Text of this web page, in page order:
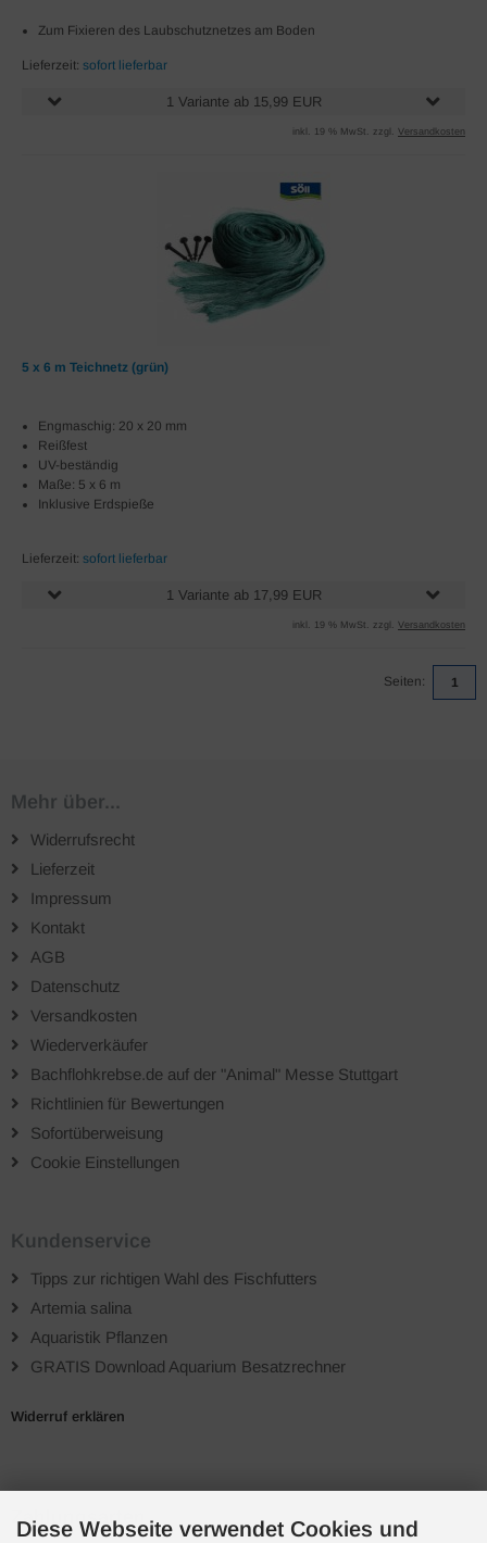
Zum Fixieren des Laubschutznetzes am Boden
Lieferzeit: sofort lieferbar
1 Variante ab 15,99 EUR
inkl. 19 % MwSt. zzgl. Versandkosten
5 x 6 m Teichnetz (grün)
Engmaschig: 20 x 20 mm
Reißfest
UV-beständig
Maße: 5 x 6 m
Inklusive Erdspieße
Lieferzeit: sofort lieferbar
1 Variante ab 17,99 EUR
inkl. 19 % MwSt. zzgl. Versandkosten
Seiten: 1
Mehr über...
Widerrufsrecht
Lieferzeit
Impressum
Kontakt
AGB
Datenschutz
Versandkosten
Wiederverkäufer
Bachflohkrebse.de auf der "Animal" Messe Stuttgart
Richtlinien für Bewertungen
Sofortüberweisung
Cookie Einstellungen
Kundenservice
Tipps zur richtigen Wahl des Fischfutters
Artemia salina
Aquaristik Pflanzen
GRATIS Download Aquarium Besatzrechner
Widerruf erklären
Zahlungsarten
Diese Webseite verwendet Cookies und